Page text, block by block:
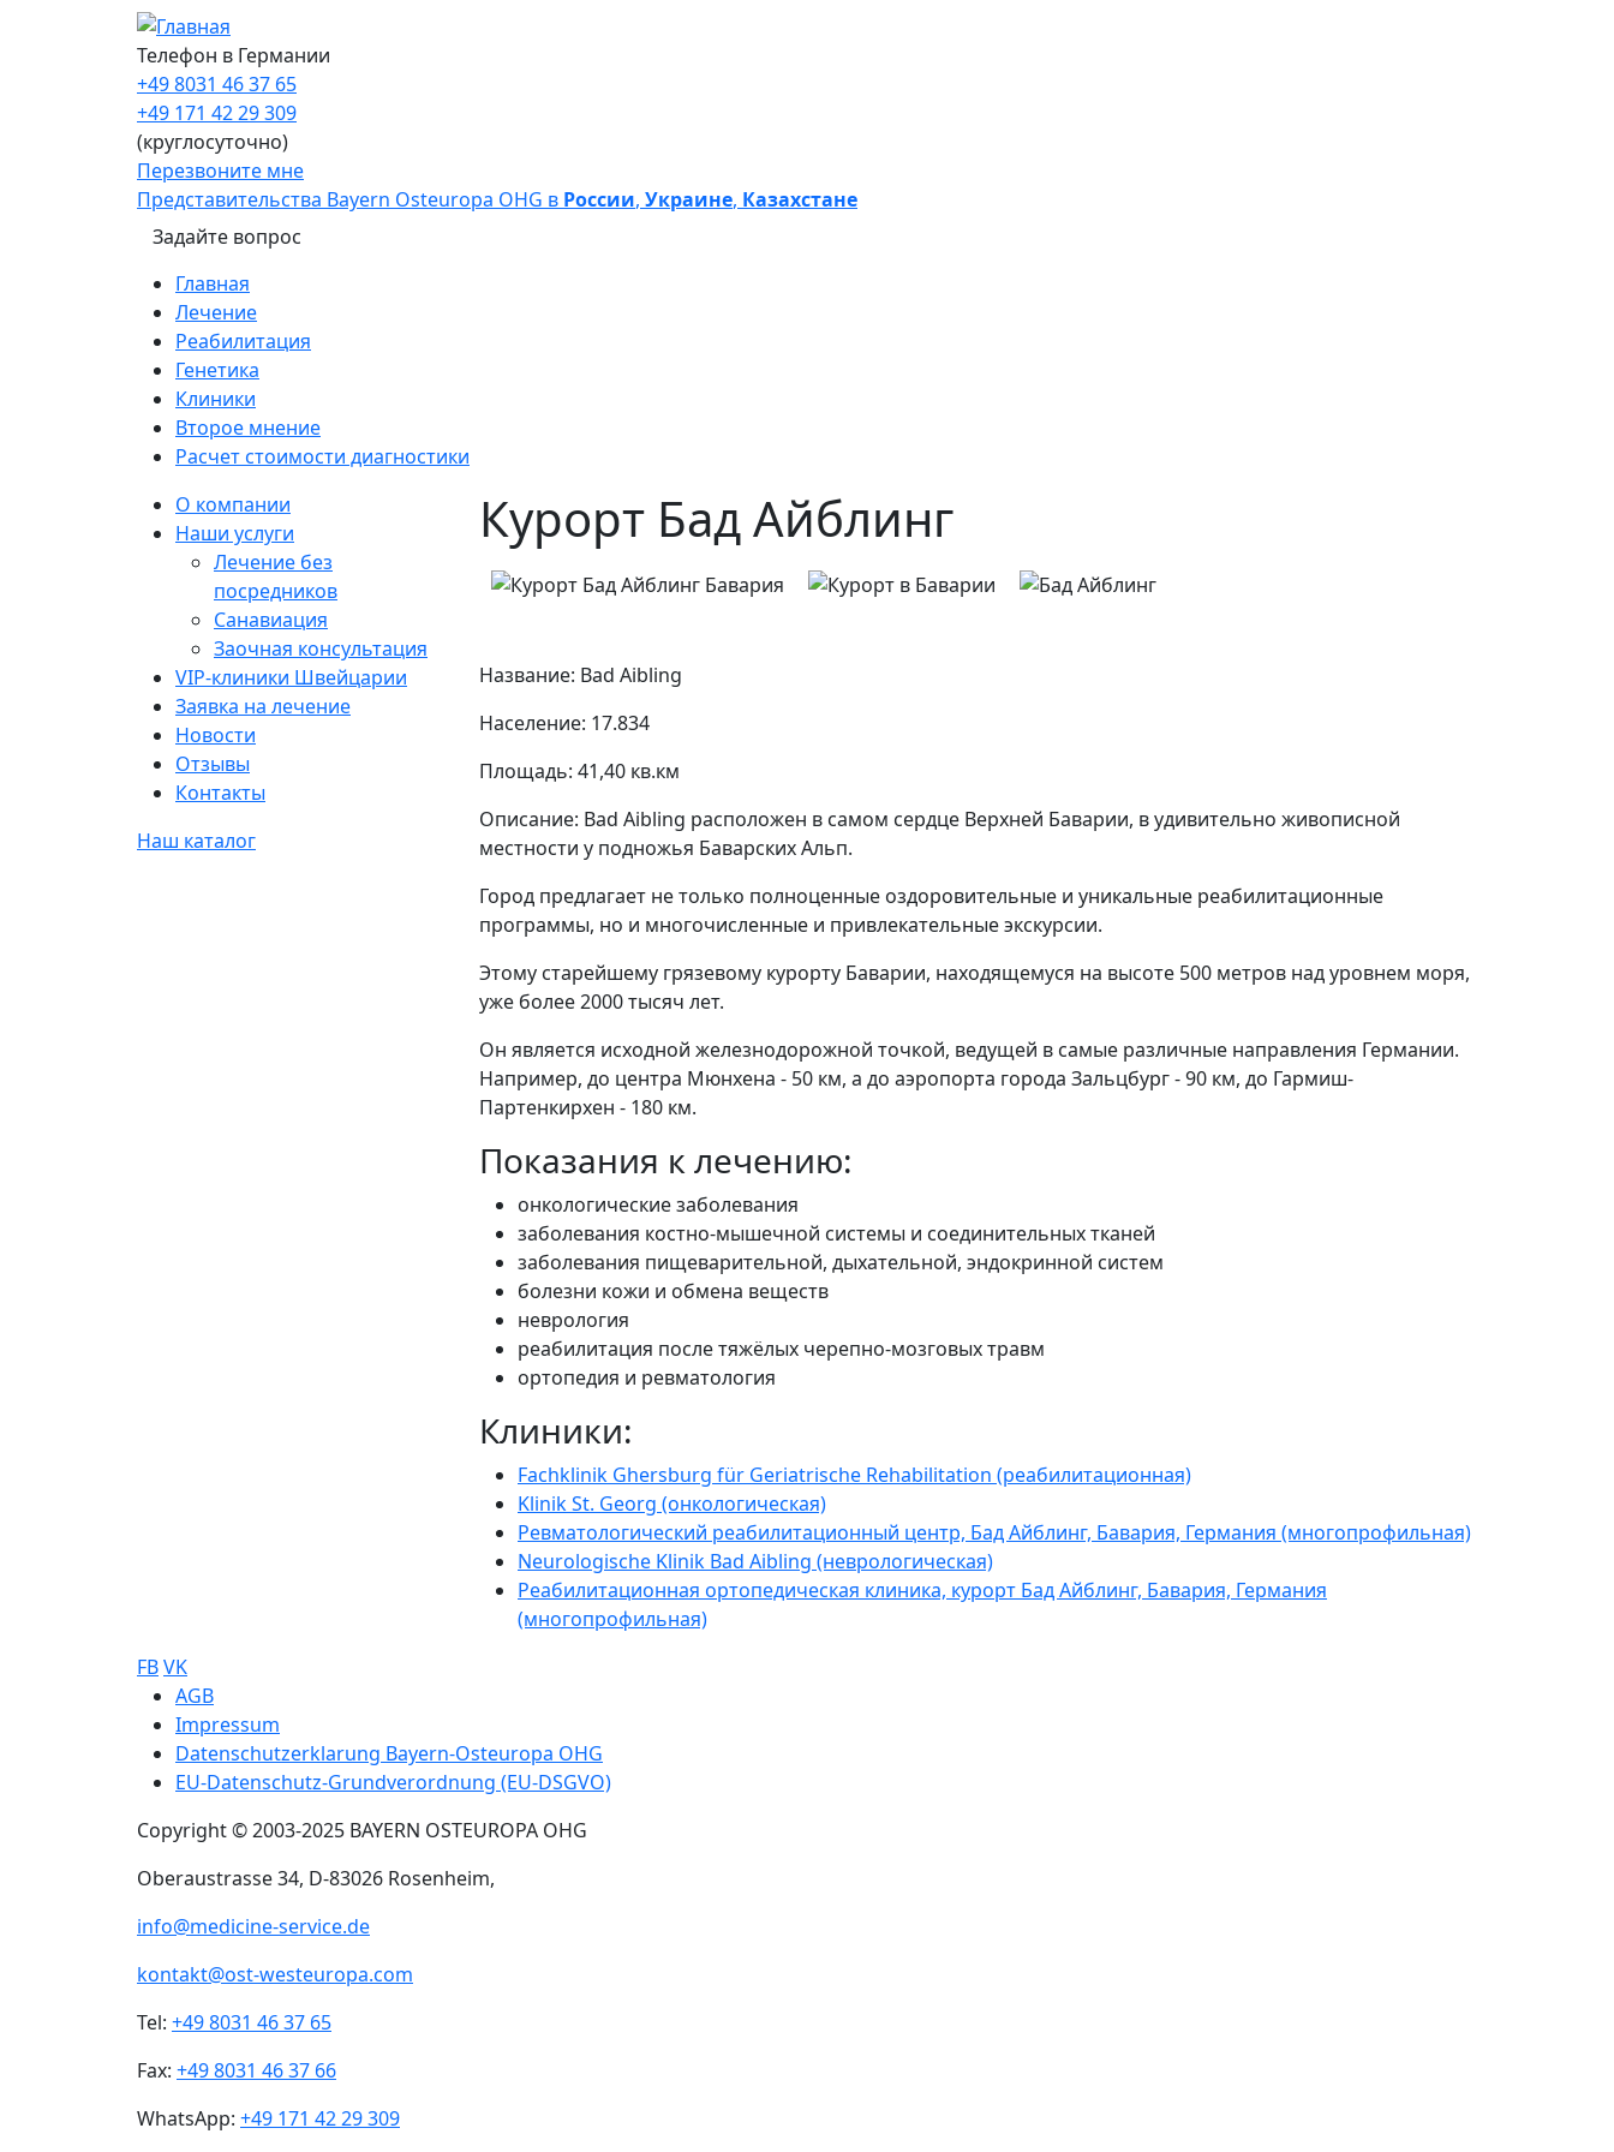
Перейти к основному содержанию
Телефон в Германии
+49 8031 46 37 65
+49 171 42 29 309
(круглосуточно)
Перезвоните мне
Представительства Bayern Osteuropa OHG в России, Украине, Казахстане
Задайте вопрос
Main navigation
Главная
Лечение
Реабилитация
Генетика
Клиники
Второе мнение
Расчет стоимости диагностики
Sidebar
О компании
Наши услуги
Лечение без
посредников
Санавиация
Заочная консультация
VIP-клиники Швейцарии
Заявка на лечение
Новости
Отзывы
Контакты
Наш каталог
Курорт Бад Айблинг
Название: Bad Aibling
Население: 17.834
Площадь: 41,40 кв.км
Описание: Bad Aibling расположен в самом сердце Верхней Баварии, в удивительно живописной
местности у подножья Баварских Альп.
Город предлагает не только полноценные оздоровительные и уникальные реабилитационные
программы, но и многочисленные и привлекательные экскурсии.
Этому старейшему грязевому курорту Баварии, находящемуся на высоте 500 метров над уровнем моря,
уже более 2000 тысяч лет.
Он является исходной железнодорожной точкой, ведущей в самые различные направления Германии.
Например, до центра Мюнхена - 50 км, а до аэропорта города Зальцбург - 90 км, до Гармиш-
Партенкирхен - 180 км.
Показания к лечению:
онкологические заболевания
заболевания костно-мышечной системы и соединительных тканей
заболевания пищеварительной, дыхательной, эндокринной систем
болезни кожи и обмена веществ
неврология
реабилитация после тяжёлых черепно-мозговых травм
ортопедия и ревматология
Клиники:
Fachklinik Ghersburg für Geriatrische Rehabilitation (реабилитационная)
Klinik St. Georg (онкологическая)
Ревматологический реабилитационный центр, Бад Айблинг, Бавария, Германия (многопрофильная)
Neurologische Klinik Bad Aibling (неврологическая)
Реабилитационная ортопедическая клиника, курорт Бад Айблинг, Бавария, Германия
(многопрофильная)
FBVK
Sub footer
AGB
Impressum
Datenschutzerklarung Bayern-Osteuropa OHG
EU-Datenschutz-Grundverordnung (EU-DSGVO)
Copyright © 2003-2025 BAYERN OSTEUROPA OHG
Oberaustrasse 34, D-83026 Rosenheim,
info@medicine-service.de
kontakt@ost-westeuropa.com
Tel: +49 8031 46 37 65
Fax: +49 8031 46 37 66
WhatsApp: +49 171 42 29 309